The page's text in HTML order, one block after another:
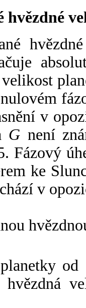
hvězdné
v
G není
Fázový
ke
v
od